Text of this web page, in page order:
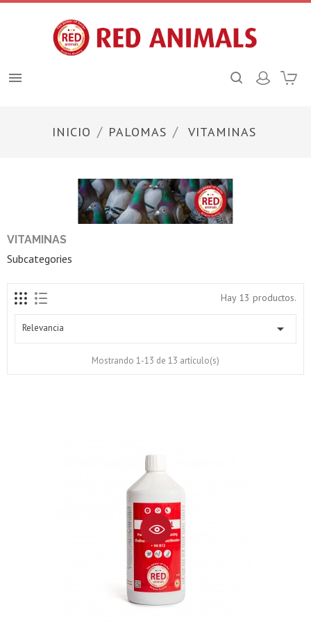

INICIO PALOMAS VITAMINAS
VITAMINAS
Subcategories
Hay 13 productos.
Relevancia 
Mostrando 1-13 de 13 artículo(s)